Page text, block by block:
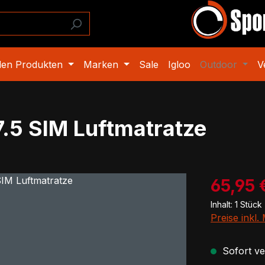
Produkten Marken Sale Igloo Outdoor
SIM Luftmatratze
65,95
Inhalt: 1 Stück
Preise inkl.
Sofort